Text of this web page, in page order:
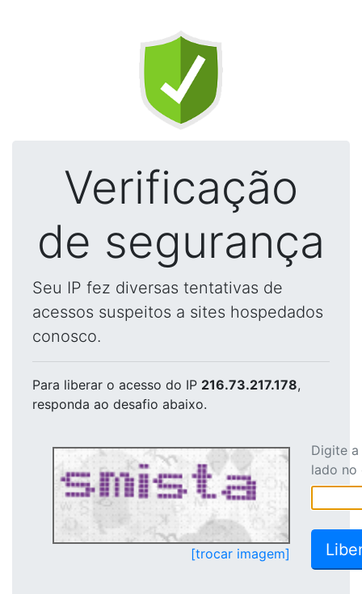
Verificação
de segurança
Seu IP fez diversas tentativas de
acessos suspeitos a sites hospedados
conosco.
Para liberar o acesso do IP 216.73.217.178,
responda ao desafio abaixo.
[trocar imagem]
Digite
lado no